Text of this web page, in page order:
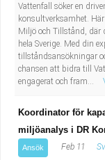
Vattenfall söker en
konsultverksamhet.
Miljö och Tillstånd, där
hela Sverige. Med din
tillståndsansökningar
chansen att bidra till
engagerat och fram...
Koordinator för
miljöanalys i DR
Ansök Feb 11